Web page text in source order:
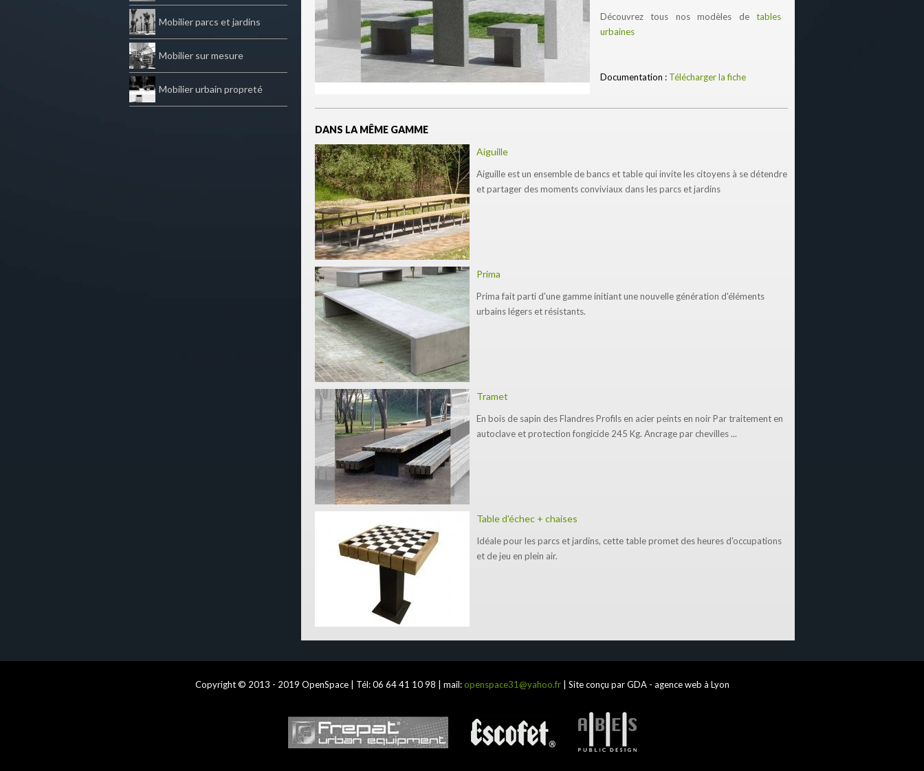
Mobilier parcs et jardins
Mobilier sur mesure
Mobilier urbain propreté
Découvrez tous nos modèles de tables
urbaines
Documentation : Télécharger la fiche
DANS LA MÊME GAMME
Aiguille
Aiguille est un ensemble de bancs et table qui invite les citoyens à se détendre
et partager des moments conviviaux dans les parcs et jardins
Prima
Prima fait parti d'une gamme initiant une nouvelle génération d'éléments
urbains légers et résistants.
Tramet
En bois de sapin des Flandres Profils en acier peints en noir Par traitement en
autoclave et protection fongicide 245 Kg. Ancrage par chevilles ...
Table d'échec + chaises
Idéale pour les parcs et jardins, cette table promet des heures d'occupations
et de jeu en plein air.
Copyright © 2013 - 2019 OpenSpace | Tél:06 64 41 10 98 | mail: openspace31@yahoo.fr| Site conçu par GDA - agence web à Lyon